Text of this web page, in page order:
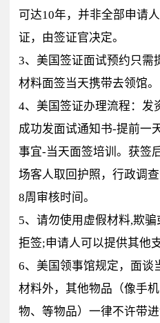
可达10年，并非全部申请
证，由签证官决定。
3、美国签证面试预约只需
材料面签当天携带去领馆。
4、美国签证办理流程：发
成功发面试通知书-提前一
事宜-当天面签培训。获签
场客人取回护照，行政调
8周审核时间。
5、请勿使用虚假材料,欺
拒签;申请人可以提供其他
6、美国领事馆规定，面谈
材料外，其他物品（像手
物、等物品）一律不许带